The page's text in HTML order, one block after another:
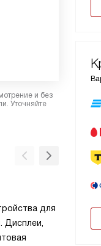
и без
Уточняйте
для
Дисплеи,